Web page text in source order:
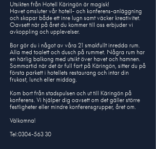
Utsikten från Hotell Käringön är magisk!
Havet omsluter vår hotell- och konferens-anläggning
och skapar både ett inre lugn samt väcker kreativitet.
Oavsett när på året du kommer till oss erbjuder vi
avkoppling och upplevelser.
Bor gör du i något av våra 21 smakfullt inredda rum.
Alla med toalett och dusch på rummet. Några rum har
en härlig balkong med utsikt över havet och hamnen.
Sommartid när det är full fart på Käringön, sitter du på
första parkett i hotellets restaurang och intar din
frukost, lunch eller middag.
Kom bort från stadspulsen och ut till Käringön på
konferens. Vi hjälper dig oavsett om det gäller större
festligheter eller mindre konferensgrupper, året om.
Välkomna!
Tel:0304-563 30